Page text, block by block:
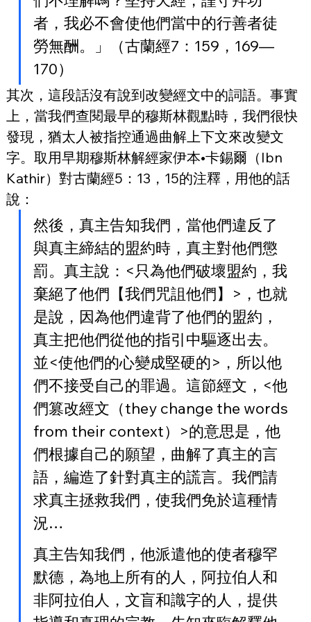
者，我必不會使他們當中的行善者徒
勞無酬。」（古蘭經7：159，169—
170）
其次，這段話沒有說到改變經文中的詞語。事實
上，當我們查閱最早的穆斯林觀點時，我們很快
發現，猶太人被指控通過曲解上下文來改變文
字。取用早期穆斯林解經家伊本•卡錫爾（Ibn
Kathir）對古蘭經5：13，15的注釋，用他的話
說：
然後，真主告知我們，當他們違反了
與真主締結的盟約時，真主對他們懲
罰。真主說：<只為他們破壞盟約，我
棄絕了他們【我們咒詛他們】>，也就
是說，因為他們違背了他們的盟約，
真主把他們從他的指引中驅逐出去。
並<使他們的心變成堅硬的>，所以他
們不接受自己的罪過。這節經文，<他
們篡改經文（they change the words
from their context）>的意思是，他
們根據自己的願望，曲解了真主的言
語，編造了針對真主的謊言。我們請
求真主拯救我們，使我們免於這種情
況…
真主告知我們，他派遣他的使者穆罕
默德，為地上所有的人，阿拉伯人和
非阿拉伯人，文盲和識字的人，提供